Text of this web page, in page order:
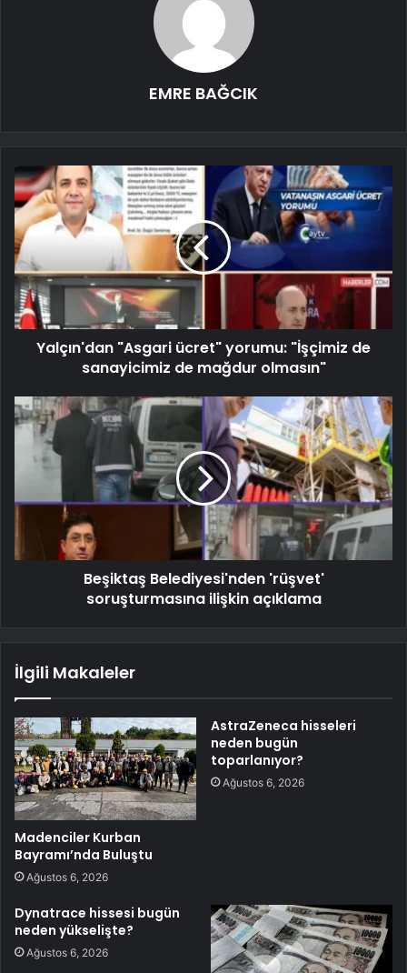
EMRE BAĞCIK
Yalçın'dan "Asgari ücret" yorumu: "İşçimiz de
sanayicimiz de mağdur olmasın"
Beşiktaş Belediyesi'nden 'rüşvet'
soruşturmasına ilişkin açıklama
İlgili Makaleler
Madenciler Kurban
Bayramı’nda Buluştu
Ağustos 6, 2026
AstraZeneca hisseleri
neden bugün
toparlanıyor?
Ağustos 6, 2026
Dynatrace hissesi bugün
neden yükselişte?
Ağustos 6, 2026